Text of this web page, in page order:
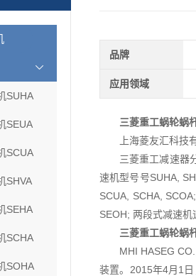
SUHA
SEUA
SCUA
SHVA
SEHA
SCHA
SOHA
品牌
应用领域
三菱重工蜗轮蜗
上海菱友汇科技
三菱重工减速器
速机型号号SUHA,
SCUA, SCHA,
SEOH; 两段式减速机
三菱重工蜗轮蜗
MHI HASEG
装置。2015年4月1